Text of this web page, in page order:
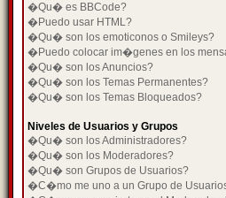
�Qu� es BBCode?
�Puedo usar HTML?
�Qu� son los emoticonos o Smileys?
�Puedo colocar im�genes en los
�Qu� son los Anuncios?
�Qu� son los Temas Permanentes?
�Qu� son los Temas Bloqueados?
Niveles de Usuarios y Grupos
�Qu� son los Administradores?
�Qu� son los Moderadores?
�Qu� son Grupos de Usuarios?
�C�mo me uno a un Grupo de